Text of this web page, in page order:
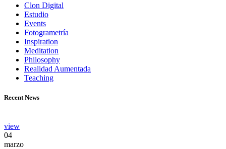
Clon Digital
Estudio
Events
Fotogrametría
Inspiration
Meditation
Philosophy
Realidad Aumentada
Teaching
Recent News
view
04
marzo